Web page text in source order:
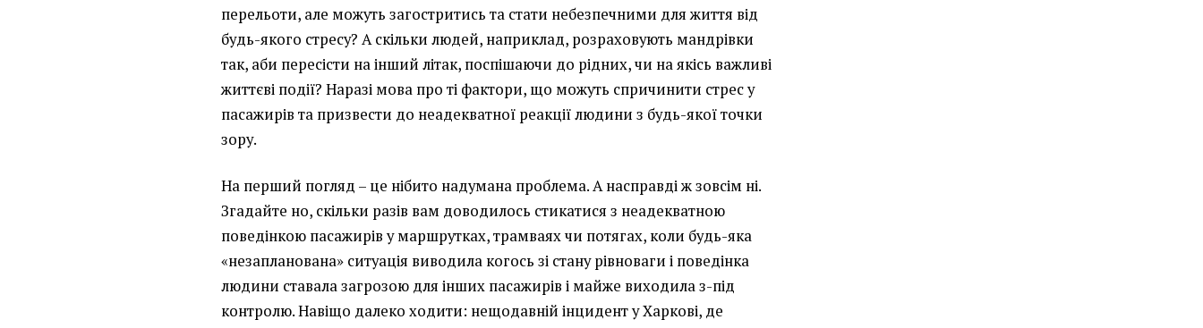
перельоти, але можуть загостритись та стати небезпечними для життя від
будь-якого стресу? А скільки людей, наприклад, розраховують мандрівки
так, аби пересісти на інший літак, поспішаючи до рідних, чи на якісь важливі
життєві події? Наразі мова про ті фактори, що можуть спричинити стрес у
пасажирів та призвести до неадекватної реакції людини з будь-якої точки
зору.
На перший погляд – це нібито надумана проблема. А насправді ж зовсім ні.
Згадайте но, скільки разів вам доводилось стикатися з неадекватною
поведінкою пасажирів у маршрутках, трамваях чи потягах, коли будь-яка
«незапланована» ситуація виводила когось зі стану рівноваги і поведінка
людини ставала загрозою для інших пасажирів і майже виходила з-під
контролю. Навіщо далеко ходити: нещодавній інцидент у Харкові, де